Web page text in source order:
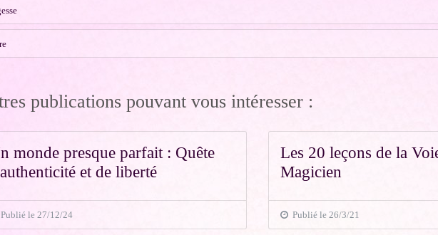
publications pouvant vous intéresser :
monde presque parfait : Quête
et de liberté
le 27/12/24
Les 20 leçons de la
Magicien
Publié le 26/3/21